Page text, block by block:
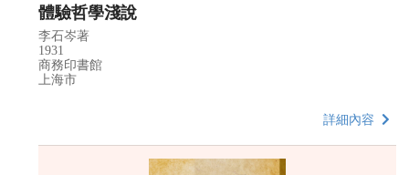
體驗哲學淺說
李石岑著
1931
商務印書館
上海市
詳細內容